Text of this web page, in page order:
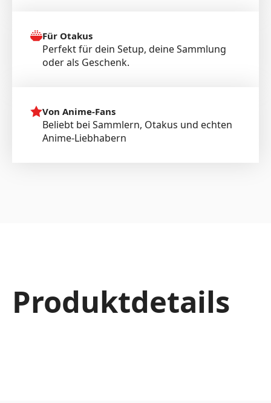
Für Otakus
Perfekt für dein Setup, deine Sammlung
oder als Geschenk.
Von Anime-Fans
Beliebt bei Sammlern, Otakus und echten
Anime-Liebhabern
Produktdetails